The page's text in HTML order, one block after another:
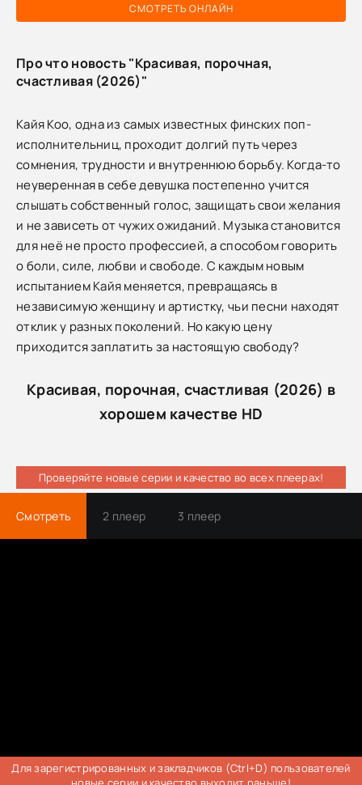
СМОТРЕТЬ ОНЛАЙН
Про что новость "Красивая, порочная,
счастливая (2026)"
Кайя Коо, одна из самых известных финских поп-
исполнительниц, проходит долгий путь через
сомнения, трудности и внутреннюю борьбу. Когда-то
неуверенная в себе девушка постепенно учится
слышать собственный голос, защищать свои желания
и не зависеть от чужих ожиданий. Музыка становится
для неё не просто профессией, а способом говорить
о боли, силе, любви и свободе. С каждым новым
испытанием Кайя меняется, превращаясь в
независимую женщину и артистку, чьи песни находят
отклик у разных поколений. Но какую цену
приходится заплатить за настоящую свободу?
Красивая, порочная, счастливая (2026) в
хорошем качестве HD
Проверяйте новые серии и качество во всех плеерах!
Смотреть 2 плеер 3 плеер
Для зарегистрированных и закладчиков (Ctrl+D) пользователей